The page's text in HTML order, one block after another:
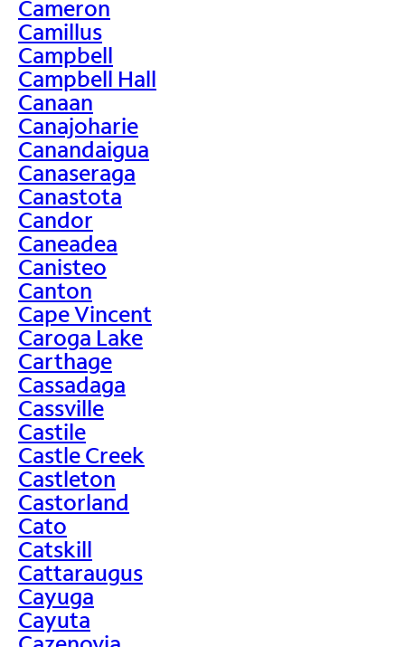
Cameron
Camillus
Campbell
Campbell Hall
Canaan
Canajoharie
Canandaigua
Canaseraga
Canastota
Candor
Caneadea
Canisteo
Canton
Cape Vincent
Caroga Lake
Carthage
Cassadaga
Cassville
Castile
Castle Creek
Castleton
Castorland
Cato
Catskill
Cattaraugus
Cayuga
Cayuta